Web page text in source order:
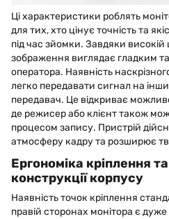
Ці характеристики роблять
для тих, хто цінує точність та
під час зйомки. Завдяки високій
зображення виглядає гладким
оператора. Наявність
легко передавати сигнал на
передавач. Це відкриває
де режисер або клієнт також
процесом запису. Пристрій
атмосферу кадру та розширює
Ергономіка кріплення
конструкції корпусу
Наявність точок кріплення
правій сторонах монітора є